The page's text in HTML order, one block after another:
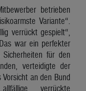
betrieben
Variante“.
verrückt gespielt“,
war ein perfekter
Sicherheiten für den
verteidigte der
an den Bund
verrückte